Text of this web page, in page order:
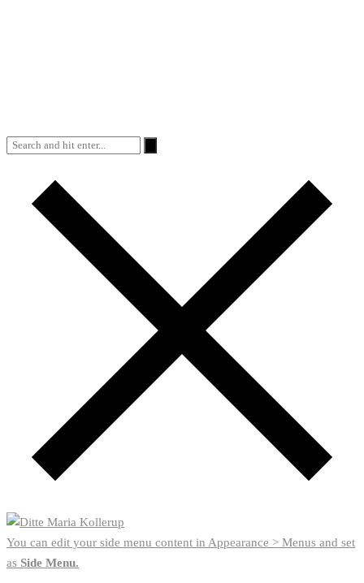
You can edit your side menu content in Appearance > Menus and set
as Side Menu.